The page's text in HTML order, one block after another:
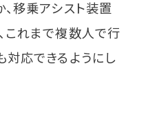
移乗アシスト装置
これまで複数人で行
対応できるようにし